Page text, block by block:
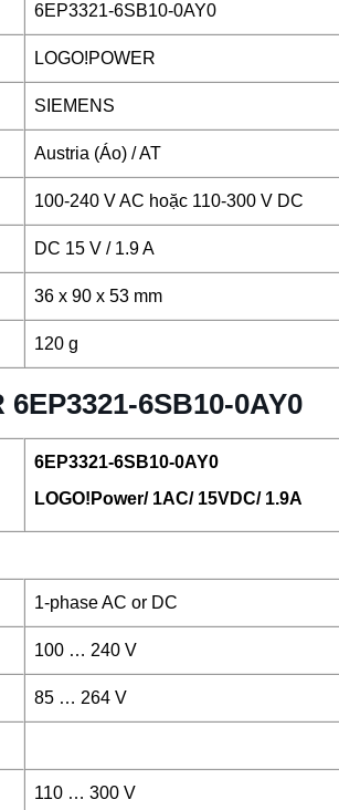
6EP3321-6SB10-0AY0
LOGO!POWER
SIEMENS
Austria (Áo) / AT
100-240 V AC hoặc 110-300 V DC
DC 15 V / 1.9 A
36 x 90 x 53 mm
120 g
6SB10-0AY0
6EP3321-6SB10-0AY0
LOGO!Power/ 1AC/ 15VDC/ 1.9A
1-phase AC or DC
100 … 240 V
85 … 264 V
110 … 300 V